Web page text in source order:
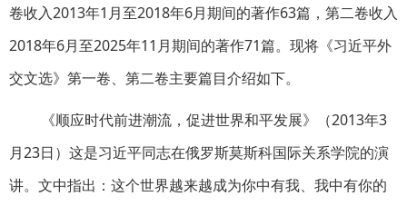
卷收入2013年1月至2018年6月期间的著作63篇，第二卷收入
2018年6月至2025年11月期间的著作71篇。现将《习近平外
交文选》第一卷、第二卷主要篇目介绍如下。
《顺应时代前进潮流，促进世界和平发展》（2013年3
月23日）这是习近平同志在俄罗斯莫斯科国际关系学院的演
讲。文中指出：这个世界越来越成为你中有我、我中有你的